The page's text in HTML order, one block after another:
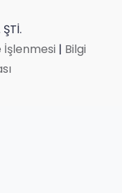
İşlenmesi | Bilgi